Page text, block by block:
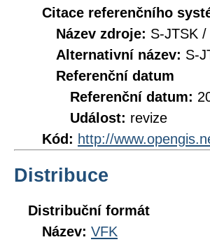
Citace referenčního
Název zdroje: S-JTSK
Alternativní název: S-
Referenční datum
Referenční datum:
Událost: revize
Kód: http://
Distribuce
Distribuční formát
Název: VFK